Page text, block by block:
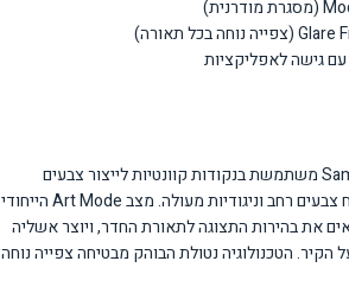
טכנולוגיית QLED של Samsung משתמשת בנקודות קוונטיות לייצור צבעים
טהורים ובהירים יותר, עם טווח צבעים רחב וניגודיות מעולה. מצב Art Mode הייחודי
את בהירות התצוגה לתאורת החדר, ויוצר אשליה
הטכנולוגיה נטולת הבוהק מבטיחה צפייה נוחה